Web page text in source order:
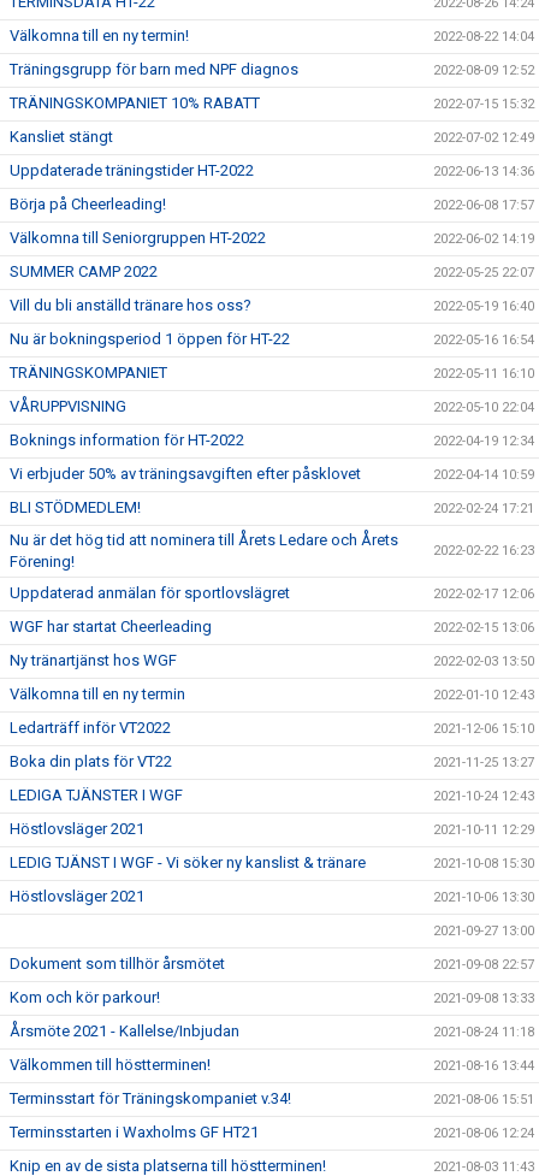
Välkomna till en ny termin! 2022-08-22 14:04
Träningsgrupp för barn med NPF diagnos 2022-08-09 12:52
TRÄNINGSKOMPANIET 10% RABATT 2022-07-15 15:32
Kansliet stängt 2022-07-02 12:49
Uppdaterade träningstider HT-2022 2022-06-13 14:36
Börja på Cheerleading! 2022-06-08 17:57
Välkomna till Seniorgruppen HT-2022 2022-06-02 14:19
SUMMER CAMP 2022 2022-05-25 22:07
Vill du bli anställd tränare hos oss? 2022-05-19 16:40
Nu är bokningsperiod 1 öppen för HT-22 2022-05-16 16:54
TRÄNINGSKOMPANIET 2022-05-11 16:10
VÅRUPPVISNING 2022-05-10 22:04
Boknings information för HT-2022 2022-04-19 12:34
Vi erbjuder 50% av träningsavgiften efter påsklovet 2022-04-14 10:59
BLI STÖDMEDLEM! 2022-02-24 17:21
Nu är det hög tid att nominera till Årets Ledare och Årets
Förening!
2022-02-22 16:23
Uppdaterad anmälan för sportlovslägret 2022-02-17 12:06
WGF har startat Cheerleading 2022-02-15 13:06
Ny tränartjänst hos WGF 2022-02-03 13:50
Välkomna till en ny termin 2022-01-10 12:43
Ledarträff inför VT2022 2021-12-06 15:10
Boka din plats för VT22 2021-11-25 13:27
LEDIGA TJÄNSTER I WGF 2021-10-24 12:43
Höstlovsläger 2021 2021-10-11 12:29
LEDIG TJÄNST I WGF - Vi söker ny kanslist & tränare 2021-10-08 15:30
Höstlovsläger 2021 2021-10-06 13:30
2021-09-27 13:00
Dokument som tillhör årsmötet 2021-09-08 22:57
Kom och kör parkour! 2021-09-08 13:33
Årsmöte 2021 - Kallelse/Inbjudan 2021-08-24 11:18
Välkommen till höstterminen! 2021-08-16 13:44
Terminsstart för Träningskompaniet v.34! 2021-08-06 15:51
Terminsstarten i Waxholms GF HT21 2021-08-06 12:24
Knip en av de sista platserna till höstterminen! 2021-08-03 11:43